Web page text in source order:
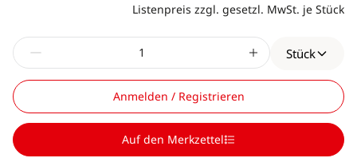
Listenpreis zzgl. gesetzl. MwSt. je Stück
Stück
Anmelden / Registrieren
Auf den Merkzettel